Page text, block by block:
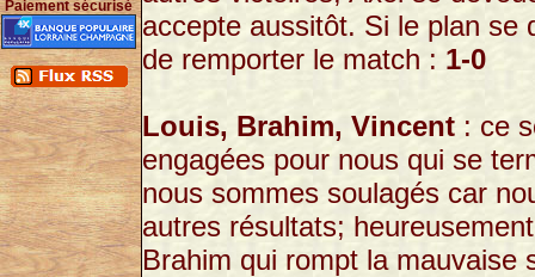
Paiement sécurisé
accepte aussitôt. Si le plan se
de remporter le match : 1-0
Louis, Brahim, Vincent : ce
engagées pour nous qui se
nous sommes soulagés car
autres résultats;
Brahim qui rompt la mauvaise